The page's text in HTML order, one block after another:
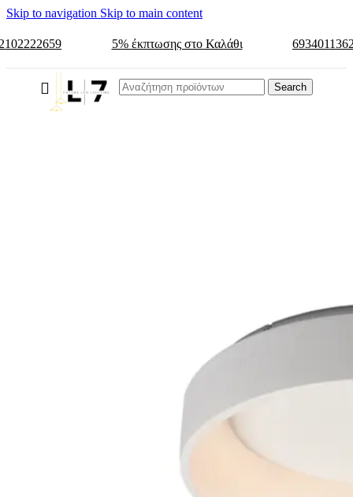
Skip to navigation Skip to main content
5% έκπτωσης στο Καλάθι
Search